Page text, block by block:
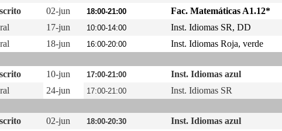
02-jun 18:00-21:00
Fac. Matemáticas A1.12*
17-jun 10:00-14:00
Inst. Idiomas SR, DD
18-jun 16:00-20:00 Inst. Idiomas Roja, verde
10-jun 17:00-21:00
Inst. Idiomas azul
24-jun 17:00-21:00 Inst. Idiomas SR
02-jun 18:00-20:30
Inst. Idiomas azul